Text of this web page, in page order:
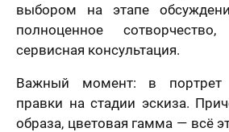
выбором на этапе
полноценное
сервисная консультация.
Важный момент: в портрет
правки на стадии эскиза.
образа, цветовая гамма — всё
Пока не
решил (а)